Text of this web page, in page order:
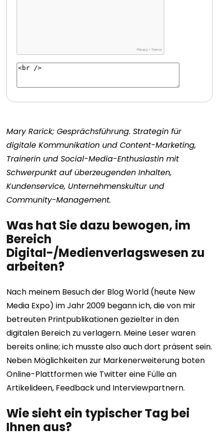
Mary Rarick; Gesprächsführung. Strategin für
digitale Kommunikation und Content-Marketing,
Trainerin und Social-Media-Enthusiastin mit
Schwerpunkt auf überzeugenden Inhalten,
Kundenservice, Unternehmenskultur und
Community-Management.
Was hat Sie dazu bewogen, im
Bereich
Digital-/Medienverlagswesen zu
arbeiten?
Nach meinem Besuch der Blog World (heute New
Media Expo) im Jahr 2009 begann ich, die von mir
betreuten Printpublikationen gezielter in den
digitalen Bereich zu verlagern. Meine Leser waren
bereits online; ich musste also auch dort präsent sein.
Neben Möglichkeiten zur Markenerweiterung boten
Online-Plattformen wie Twitter eine Fülle an
Artikelideen, Feedback und Interviewpartnern.
Wie sieht ein typischer Tag bei
Ihnen aus?